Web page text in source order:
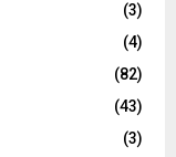
(3)
(4)
(82)
(43)
(3)